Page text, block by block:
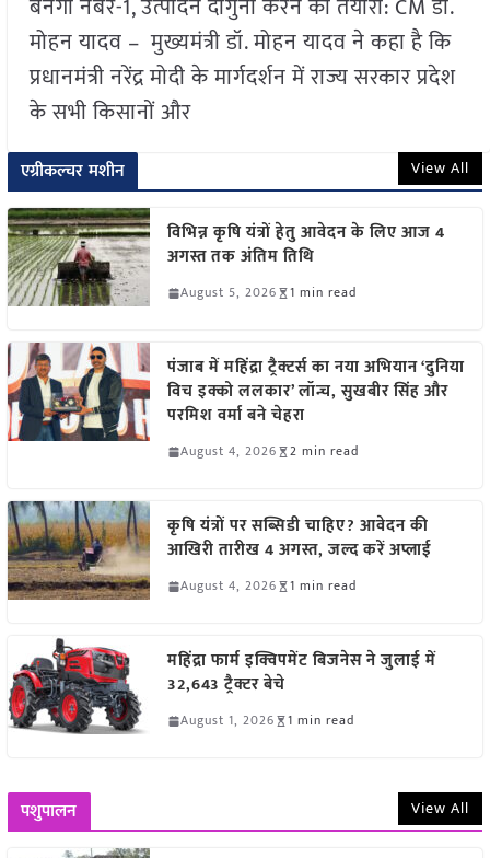
बनेगा नंबर-1, उत्पादन दोगुना करने की तैयारी: CM डॉ.
मोहन यादव – मुख्यमंत्री डॉ. मोहन यादव ने कहा है कि
प्रधानमंत्री नरेंद्र मोदी के मार्गदर्शन में राज्य सरकार प्रदेश
के सभी किसानों और
एग्रीकल्चर मशीन View All
विभिन्न कृषि यंत्रों हेतु आवेदन के लिए आज 4
अगस्त तक अंतिम तिथि
August 5, 2026 1 min read
पंजाब में महिंद्रा ट्रैक्टर्स का नया अभियान ‘दुनिया
विच इक्को ललकार’ लॉन्च, सुखबीर सिंह और
परमिश वर्मा बने चेहरा
August 4, 2026 2 min read
कृषि यंत्रों पर सब्सिडी चाहिए? आवेदन की
आखिरी तारीख 4 अगस्त, जल्द करें अप्लाई
August 4, 2026 1 min read
महिंद्रा फार्म इक्विपमेंट बिजनेस ने जुलाई में
32,643 ट्रैक्टर बेचे
August 1, 2026 1 min read
पशुपालन View All